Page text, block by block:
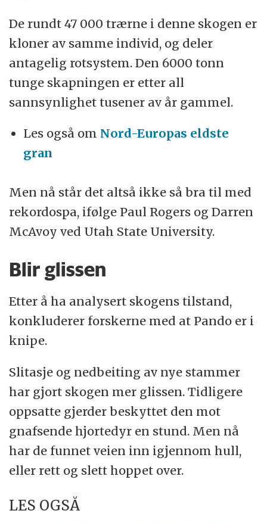
De rundt 47 000 trærne i denne skogen er
kloner av samme individ, og deler
antagelig rotsystem. Den 6000 tonn
tunge skapningen er etter all
sannsynlighet tusener av år gammel.
Les også om Nord-Europas eldste
gran
Men nå står det altså ikke så bra til med
rekordospa, ifølge Paul Rogers og Darren
McAvoy ved Utah State University.
Blir glissen
Etter å ha analysert skogens tilstand,
konkluderer forskerne med at Pando er i
knipe.
Slitasje og nedbeiting av nye stammer
har gjort skogen mer glissen. Tidligere
oppsatte gjerder beskyttet den mot
gnafsende hjortedyr en stund. Men nå
har de funnet veien inn igjennom hull,
eller rett og slett hoppet over.
LES OGSÅ